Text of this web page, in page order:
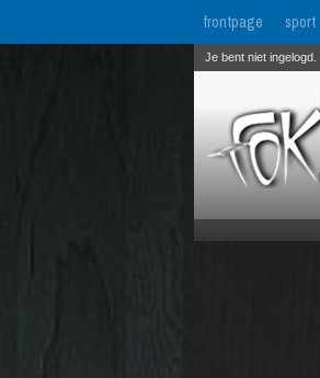
frontpage sport
Je bent niet ingelogd.